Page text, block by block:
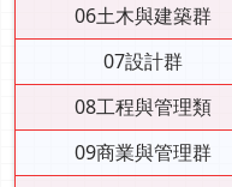
06土木與建築群
07設計群
08工程與管理類
09商業與管理群